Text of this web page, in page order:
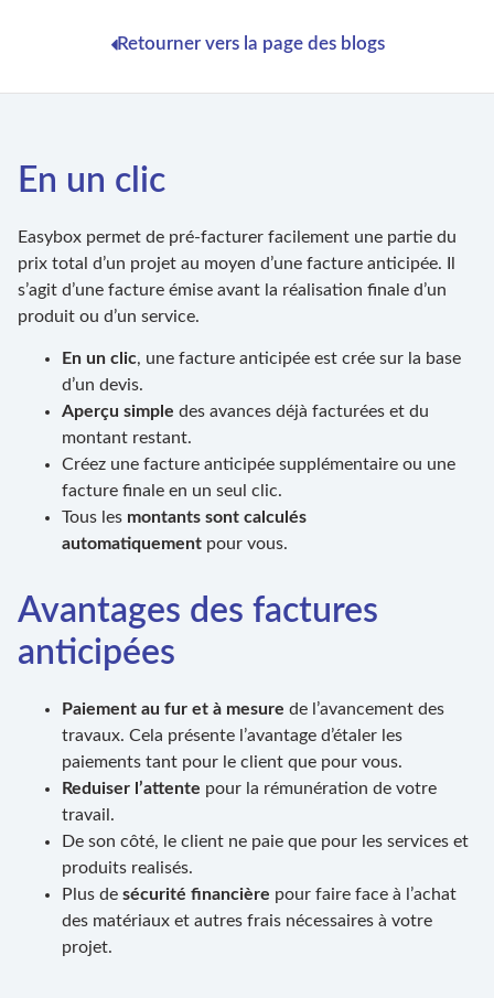
Retourner vers la page des blogs
En un clic
Easybox permet de pré-facturer facilement une partie du
prix total d’un projet au moyen d’une facture anticipée. Il
s’agit d’une facture émise avant la réalisation finale d’un
produit ou d’un service.
En un clic, une facture anticipée est crée sur la base
d’un devis.
Aperçu simple des avances déjà facturées et du
montant restant.
Créez une facture anticipée supplémentaire ou une
facture finale en un seul clic.
Tous les montants sont calculés
automatiquement pour vous.
Avantages des factures
anticipées
Paiement au fur et à mesure de l’avancement des
travaux. Cela présente l’avantage d’étaler les
paiements tant pour le client que pour vous.
Reduiser l’attente pour la rémunération de votre
travail.
De son côté, le client ne paie que pour les services et
produits realisés.
Plus de sécurité financière pour faire face à l’achat
des matériaux et autres frais nécessaires à votre
projet.